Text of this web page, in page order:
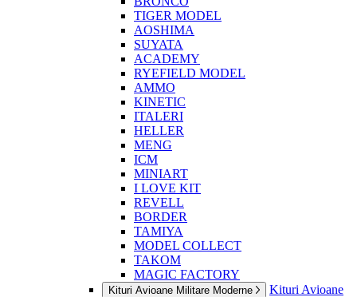
TIGER MODEL
AOSHIMA
SUYATA
ACADEMY
RYEFIELD MODEL
AMMO
KINETIC
ITALERI
HELLER
MENG
ICM
MINIART
I LOVE KIT
REVELL
BORDER
TAMIYA
MODEL COLLECT
TAKOM
MAGIC FACTORY
Kituri Avioane Militare Moderne
Kituri Avioane